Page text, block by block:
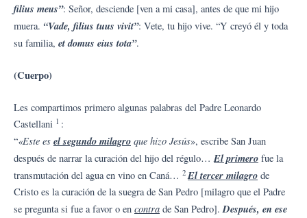
filius meus”: Señor, desciende [ven a mi casa], antes de que mi hijo
muera. “Vade, filius tuus vivit”: Vete, tu hijo vive. “Y creyó él y toda
su familia, et domus eius tota”.
(Cuerpo)
Les compartimos primero algunas palabras del Padre Leonardo
Castellani 1 :
“«Este es el segundo milagro que hizo Jesús», escribe San Juan
después de narrar la curación del hijo del régulo…El primero fue la
transmutación del agua en vino en Caná… 2 El tercer milagro de
Cristo es la curación de la suegra de San Pedro [milagro que el Padre
se pregunta si fue a favor o en contra de San Pedro].Después, en ese